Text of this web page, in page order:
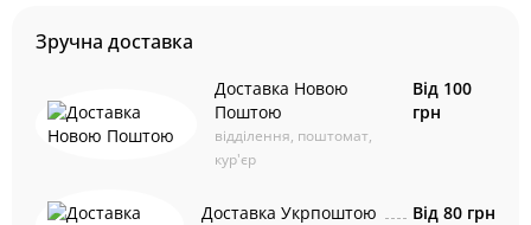
Зручна доставка
Доставка Новою
Поштою
відділення, поштомат,
кур'єр
Від 100
грн
Доставка Укрпоштою Від 80 грн